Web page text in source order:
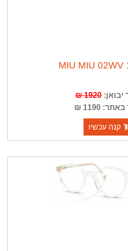
MIU MIU 02WV
יבואן: 1920 ₪
1190 ₪
קנה עכשיו